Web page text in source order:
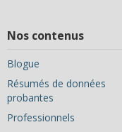
Nos contenus
Blogue
Résumés de données
probantes
Professionnels